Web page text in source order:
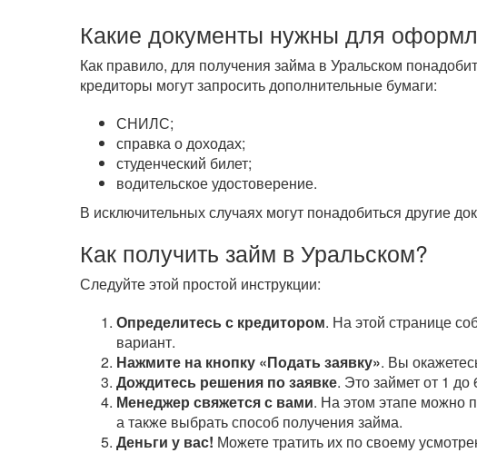
Какие документы нужны для
Как правило, для получения займа в Уральском
кредиторы могут запросить дополнительные бумаги:
СНИЛС;
справка о доходах;
студенческий билет;
водительское удостоверение.
В исключительных случаях могут понадобиться другие
Как получить займ в Уральском?
Следуйте этой простой инструкции:
Определитесь с кредитором. На этой странице
вариант.
Нажмите на кнопку «Подать заявку». Вы
Дождитесь решения по заявке. Это займет от 1
Менеджер свяжется с вами. На этом этапе можно
а также выбрать способ получения займа.
Деньги у вас! Можете тратить их по своему